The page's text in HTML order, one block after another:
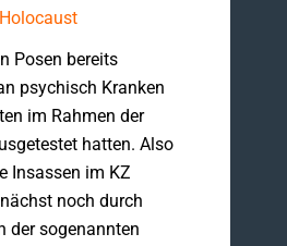
Holocaust
Posen bereits
psychisch Kranken
im Rahmen der
hatten. Also
Insassen im KZ
noch durch
der sogenannten